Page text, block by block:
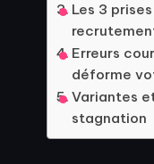
Les 3
Erreurs
déforme
Variantes
stagnation